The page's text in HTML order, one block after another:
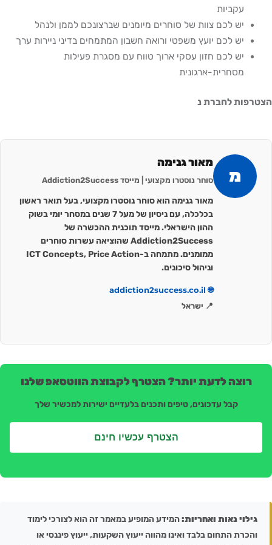
עקביות
יש לכם צוות של סוחרים מיומנים שברצונכם לממן ולנהל
יש לכם יועץ משפטי ורואה חשבון המתמחים בדיני ניירות ערך
יש לכם חזון עסקי ארוך טווח עם מסגרת פעילות
מסחרית-ארגונית
הצטרפות לחברת נ
מ
מאור גנימה
סוחר נוסטרו מקצועי | מייסד Addiction2Success
מאור גנימה הוא סוחר נוסטרו מקצועי, בעל תואר ראשון
בכלכלה, עם ניסיון של מעל 7 שנים במסחר יומי בשוק
ההון הישראלי. מייסד תוכנית ההכשרה של
Addiction2Success שהוציאה עשרות סוחרים
ממומנים. מתמחה ב-ICT Concepts, Price Action
וניהול סיכונים.
🌐 addiction2success.co.il
📍 ישראל
רוצה לדעת יותר? הצטרף לקבוצת הווטסאפ שלנו
קבל עדכונים, טיפים ותכנים בלעדיים ישירות למכשיר שלך
הצטרף עכשיו חינם
גילוי נאות ואחריות:המידע המופיע במאמר זה הוא לצורכי לימוד
והכרת התחום בלבד ואינו מהווה ייעוץ השקעות, ייעוץ פיננסי או